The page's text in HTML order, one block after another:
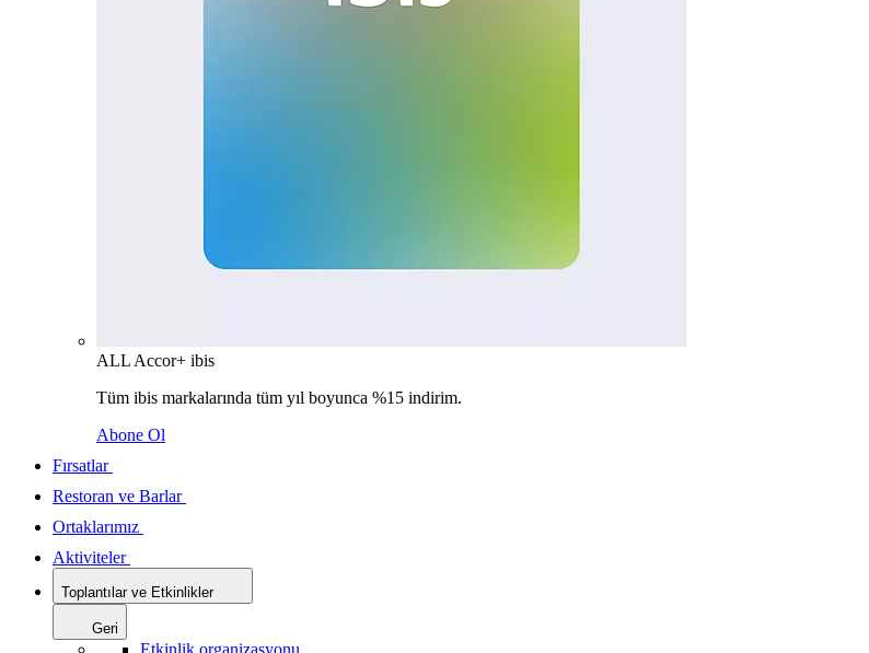
ALL Accor+ ibis
Tüm ibis markalarında tüm yıl boyunca %15 indirim.
Abone Ol
Fırsatlar
Restoran ve Barlar
Ortaklarımız
Aktiviteler
Toplantılar ve Etkinlikler
Geri
Etkinlik organizasyonu